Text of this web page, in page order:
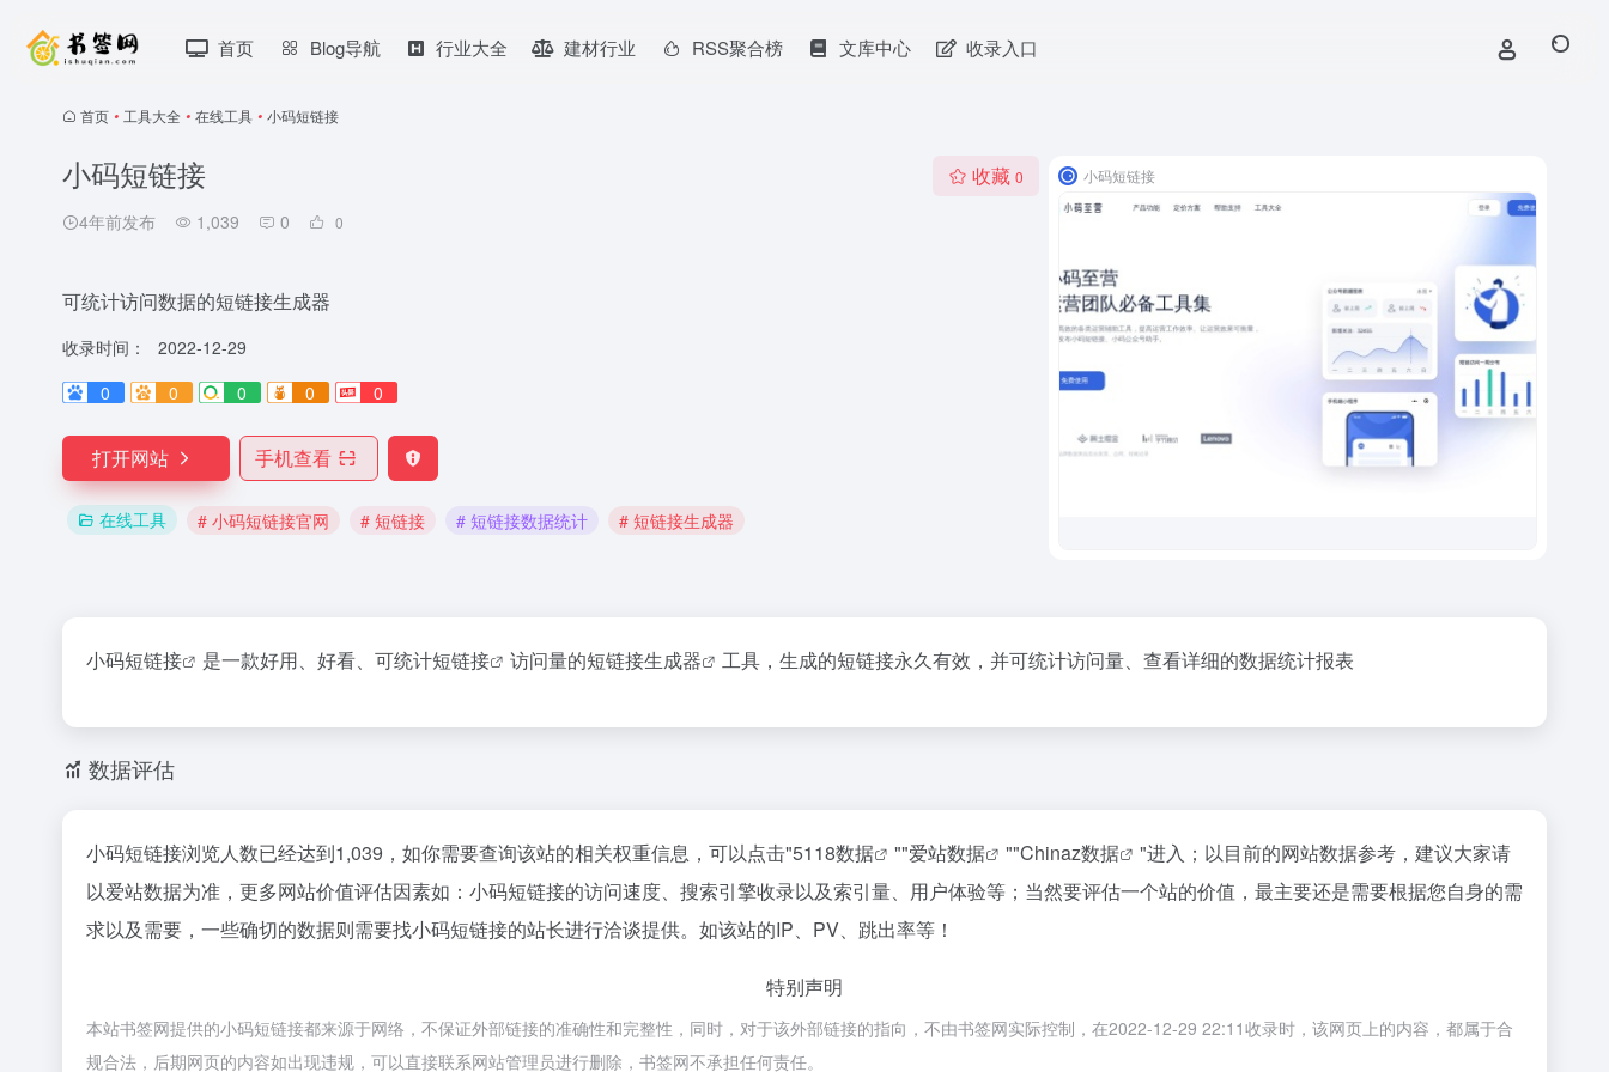
首页 Blog导航 行业大全 建材行业 RSS聚合榜 文库中心 收录入口
首页 • 工具大全 • 在线工具 • 小码短链接
小码短链接
4年前发布 1,039 0 0
收藏 0
可统计访问数据的短链接生成器
收录时间：
2022-12-29
0
0 0 0 0
打开网站 手机查看
在线工具 # 小码短链接官网 # 短链接 # 短链接数据统计 # 短链接生成器
小码短链接
小码短链接 是一款好用、好看、可统计短链接 访问量的短链接生成器 工具，生成的短链接永久有效，并可统计访问量、查看详细的数据统计报表
数据评估
小码短链接浏览人数已经达到1,039，如你需要查询该站的相关权重信息，可以点击"5118数据 ""爱站数据 ""Chinaz数据
"进入；以目前的网站数据参考，建议大家请
以爱站数据为准，更多网站价值评估因素如：小码短链接的访问速度、搜索引擎收录以及索引量、用户体验等；当然要评估一个站的价值，最主要还是需要根据您自身的需
求以及需要，一些确切的数据则需要找小码短链接的站长进行洽谈提供。如该站的IP、PV、跳出率等！
特别声明
本站书签网提供的小码短链接都来源于网络，不保证外部链接的准确性和完整性，同时，对于该外部链接的指向，不由书签网实际控制，在2022-12-29 22:11收录时，该网页上的内容，都属于合
规合法，后期网页的内容如出现违规，可以直接联系网站管理员进行删除，书签网不承担任何责任。